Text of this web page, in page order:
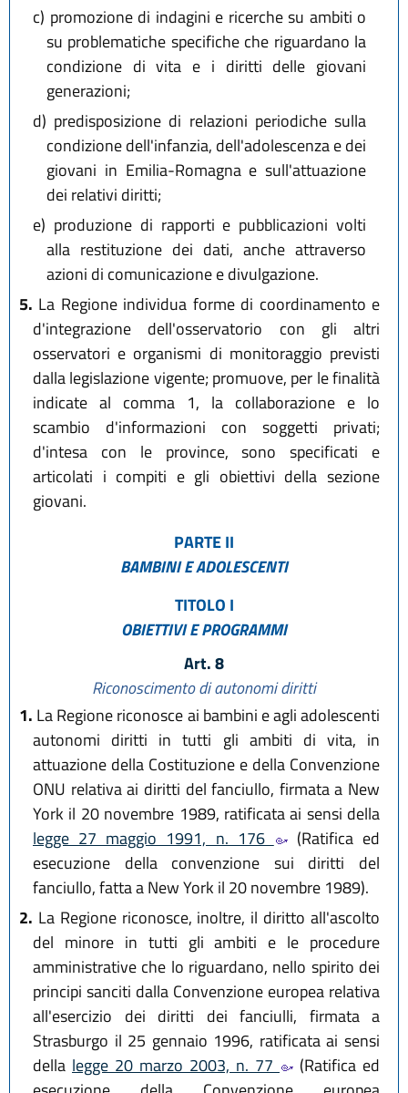
c) promozione di indagini e ricerche su ambiti o
su problematiche specifiche che riguardano la
condizione di vita e i diritti delle giovani
generazioni;
d) predisposizione di relazioni periodiche sulla
condizione dell'infanzia, dell'adolescenza e dei
giovani in Emilia-Romagna e sull'attuazione
dei relativi diritti;
e) produzione di rapporti e pubblicazioni volti
alla restituzione dei dati, anche attraverso
azioni di comunicazione e divulgazione.
5. La Regione individua forme di coordinamento e
d'integrazione dell'osservatorio con gli altri
osservatori e organismi di monitoraggio previsti
dalla legislazione vigente; promuove, per le finalità
indicate al comma 1, la collaborazione e lo
scambio d'informazioni con soggetti privati;
d'intesa con le province, sono specificati e
articolati i compiti e gli obiettivi della sezione
giovani.
PARTE II
BAMBINI E ADOLESCENTI
TITOLO I
OBIETTIVI E PROGRAMMI
Art. 8
Riconoscimento di autonomi diritti
1. La Regione riconosce ai bambini e agli adolescenti
autonomi diritti in tutti gli ambiti di vita, in
attuazione della Costituzione e della Convenzione
ONU relativa ai diritti del fanciullo, firmata a New
York il 20 novembre 1989, ratificata ai sensi della
legge 27 maggio 1991, n. 176
(Ratifica ed
esecuzione della convenzione sui diritti del
fanciullo, fatta a New York il 20 novembre 1989).
2. La Regione riconosce, inoltre, il diritto all'ascolto
del minore in tutti gli ambiti e le procedure
amministrative che lo riguardano, nello spirito dei
principi sanciti dalla Convenzione europea relativa
all'esercizio dei diritti dei fanciulli, firmata a
Strasburgo il 25 gennaio 1996, ratificata ai sensi
della legge 20 marzo 2003, n. 77
(Ratifica ed